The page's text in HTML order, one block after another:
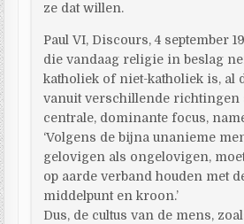
ze dat willen.
Paul VI, Discours, 4 september
die vandaag religie in beslag
katholiek of niet-katholiek is, al
vanuit verschillende richtingen
centrale, dominante focus,
‘Volgens de bijna unanieme
gelovigen als ongelovigen,
op aarde verband houden met
middelpunt en kroon.’
Dus, de cultus van de mens,